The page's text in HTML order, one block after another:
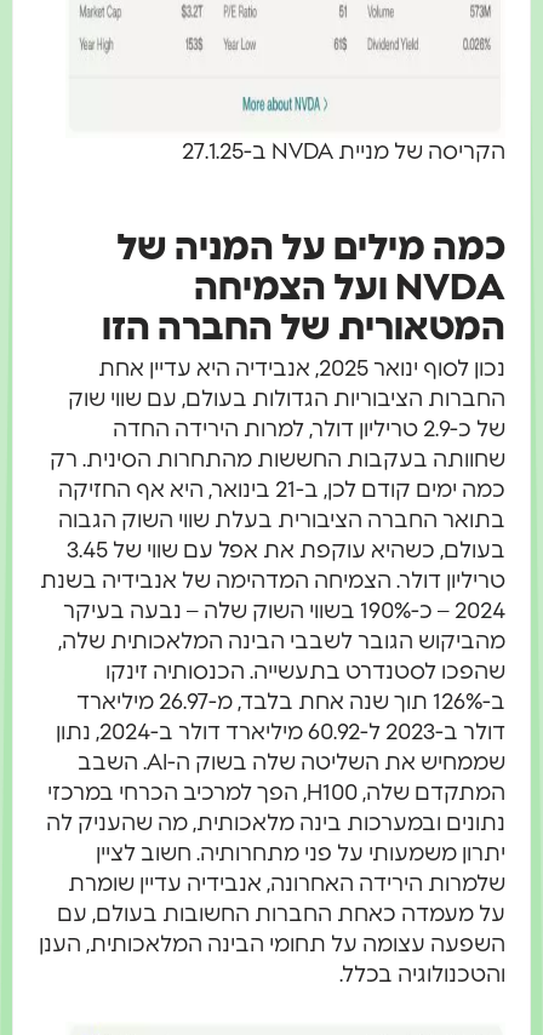
הקריסה של מניית NVDA ב-27.1.25
כמה מילים על המניה של
NVDA ועל הצמיחה
המטאורית של החברה הזו
נכון לסוף ינואר 2025, אנבידיה היא עדיין אחת
החברות הציבוריות הגדולות בעולם, עם שווי שוק
של כ-2.9 טריליון דולר, למרות הירידה החדה
שחוותה בעקבות החששות מהתחרות הסינית. רק
כמה ימים קודם לכן, ב-21 בינואר, היא אף החזיקה
בתואר החברה הציבורית בעלת שווי השוק הגבוה
בעולם, כשהיא עוקפת את אפל עם שווי של 3.45
טריליון דולר. הצמיחה המדהימה של אנבידיה בשנת
2024 – כ-190% בשווי השוק שלה – נבעה בעיקר
מהביקוש הגובר לשבבי הבינה המלאכותית שלה,
שהפכו לסטנדרט בתעשייה. הכנסותיה זינקו
ב-126% תוך שנה אחת בלבד, מ-26.97 מיליארד
דולר ב-2023 ל-60.92 מיליארד דולר ב-2024, נתון
שממחיש את השליטה שלה בשוק ה-AI. השבב
המתקדם שלה, H100, הפך למרכיב הכרחי במרכזי
נתונים ובמערכות בינה מלאכותית, מה שהעניק לה
יתרון משמעותי על פני מתחרותיה. חשוב לציין
שלמרות הירידה האחרונה, אנבידיה עדיין שומרת
על מעמדה כאחת החברות החשובות בעולם, עם
השפעה עצומה על תחומי הבינה המלאכותית, הענן
והטכנולוגיה בכלל.